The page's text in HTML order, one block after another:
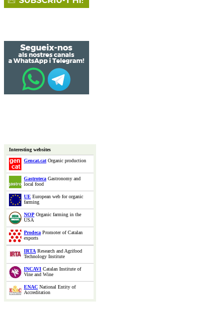
Interesting websites
Gencat.catOrganic production
Gastroteca Gastronomy and
local food
UE European web for organic
farming
NOP Organic farming in the
USA
Prodeca Promoter of Catalan
exports
IRTA Research and Agrifood
Technology Institute
INCAVI Catalan Institute of
Vine and Wine
ENAC National Entity of
Accreditation